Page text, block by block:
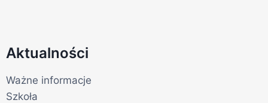
Aktualności
Ważne informacje
Szkoła